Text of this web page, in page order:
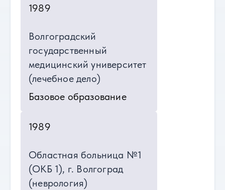
1989
Волгоградский
государственный
медицинский университет
(лечебное дело)
Базовое образование
1989
Областная больница №1
(ОКБ 1), г. Волгоград
(неврология)